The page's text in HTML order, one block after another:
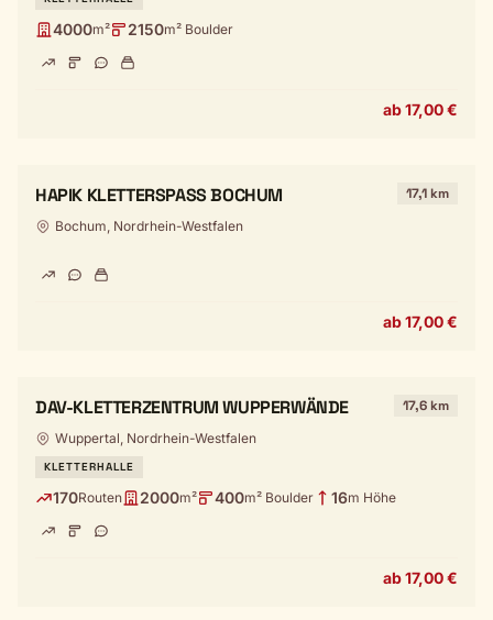
4000m² 2150m² Boulder
ab 17,00 €
HAPIK KLETTERSPASS BOCHUM 17,1 km
Bochum, Nordrhein-Westfalen
ab 17,00 €
DAV-KLETTERZENTRUM WUPPERWÄNDE 17,6 km
Wuppertal, Nordrhein-Westfalen
KLETTERHALLE
170Routen 2000m² 400m² Boulder 16m Höhe
ab 17,00 €